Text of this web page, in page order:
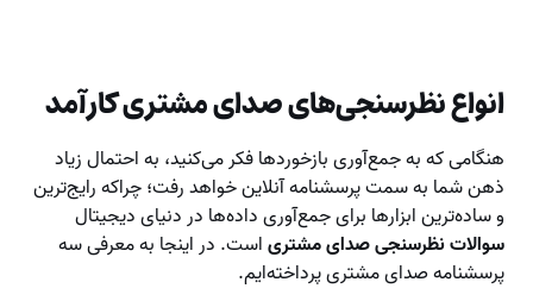
انواع نظرسنجی‌های صدای مشتری کارآمد
هنگامی که به جمع‌آوری بازخوردها فکر می‌کنید، به احتمال زیاد
ذهن شما به سمت پرسشنامه‌ آنلاین خواهد رفت؛ چراکه رایج‌ترین
و ساده‌ترین ابزارها برای جمع‌آوری داده‌ها در دنیای دیجیتال
سوالات نظرسنجی صدای مشتریاست. در اینجا به معرفی سه
پرسشنامه صدای مشتری پرداخته‌ایم.